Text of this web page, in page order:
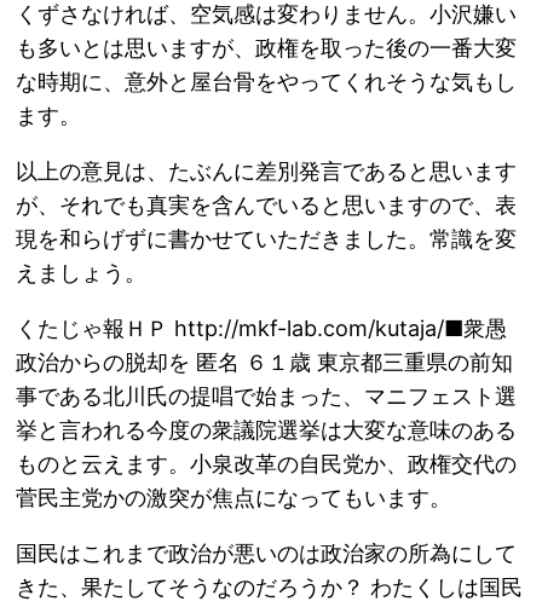
くずさなければ、空気感は変わりません。小沢嫌い
も多いとは思いますが、政権を取った後の一番大変
な時期に、意外と屋台骨をやってくれそうな気もし
ます。
以上の意見は、たぶんに差別発言であると思います
が、それでも真実を含んでいると思いますので、表
現を和らげずに書かせていただきました。常識を変
えましょう。
くたじゃ報ＨＰ http://mkf-lab.com/kutaja/■衆愚
政治からの脱却を 匿名 ６１歳 東京都三重県の前知
事である北川氏の提唱で始まった、マニフェスト選
挙と言われる今度の衆議院選挙は大変な意味のある
ものと云えます。小泉改革の自民党か、政権交代の
菅民主党かの激突が焦点になってもいます。
国民はこれまで政治が悪いのは政治家の所為にして
きた、果たしてそうなのだろうか？ わたくしは国民